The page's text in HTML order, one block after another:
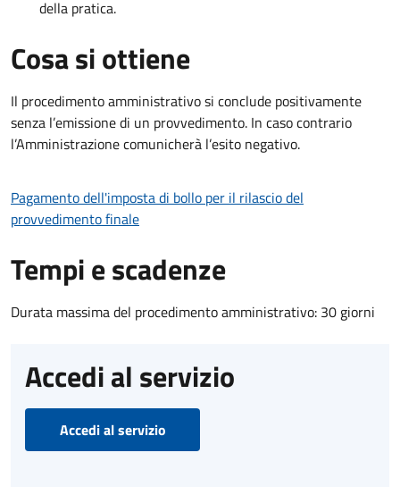
della pratica.
Cosa si ottiene
Il procedimento amministrativo si conclude positivamente
senza l’emissione di un provvedimento. In caso contrario
l’Amministrazione comunicherà l’esito negativo.
Pagamento dell'imposta di bollo per il rilascio del
provvedimento finale
Tempi e scadenze
Durata massima del procedimento amministrativo: 30 giorni
Accedi al servizio
Accedi al servizio